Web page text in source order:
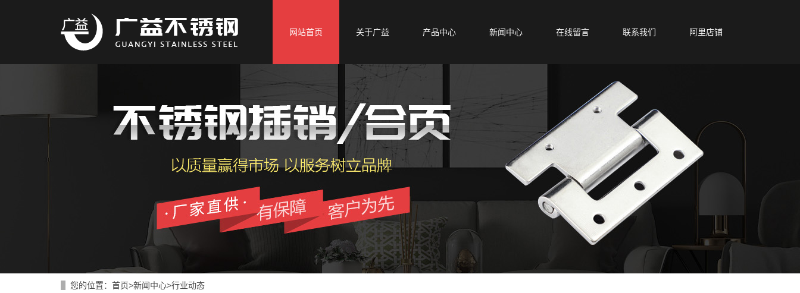
网站首页 关于广益 产品中心 新闻中心 在线留言 联系我们 阿里店铺
您的位置： 首页>新闻中心>行业动态